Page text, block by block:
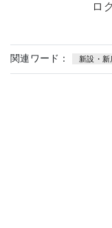
ロ
関連ワード： 新設・新